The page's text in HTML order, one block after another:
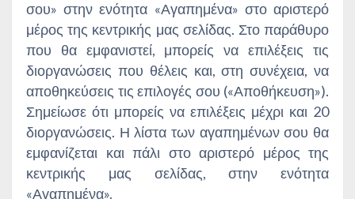
σου» στην ενότητα «Αγαπημένα» στο αριστερό
μέρος της κεντρικής μας σελίδας. Στο παράθυρο
που θα εμφανιστεί, μπορείς να επιλέξεις τις
διοργανώσεις που θέλεις και, στη συνέχεια, να
αποθηκεύσεις τις επιλογές σου («Αποθήκευση»).
Σημείωσε ότι μπορείς να επιλέξεις μέχρι και 20
διοργανώσεις. Η λίστα των αγαπημένων σου θα
εμφανίζεται και πάλι στο αριστερό μέρος της
κεντρικής μας σελίδας, στην ενότητα
«Αγαπημένα».